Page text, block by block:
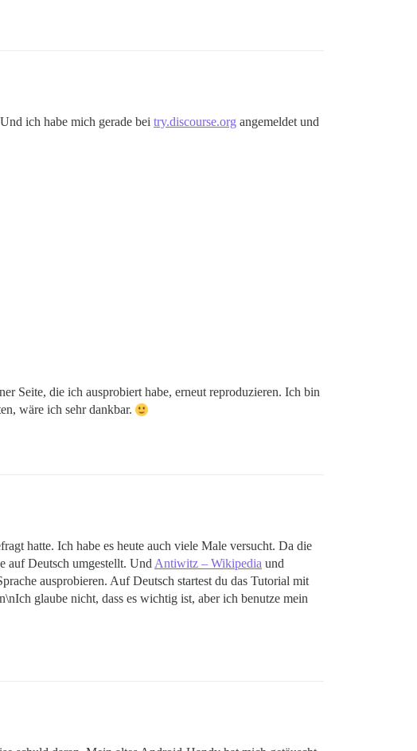
Und ich habe mich gerade bei try.discourse.org angemeldet und
Seite, die ich ausprobiert habe, erneut reproduzieren. Ich bin
wäre ich sehr dankbar.
hatte. Ich habe es heute auch viele Male versucht. Da die
auf Deutsch umgestellt. UndAntiwitz – Wikipedia und
ausprobieren. Auf Deutsch startest du das Tutorial mit
glaube nicht, dass es wichtig ist, aber ich benutze mein